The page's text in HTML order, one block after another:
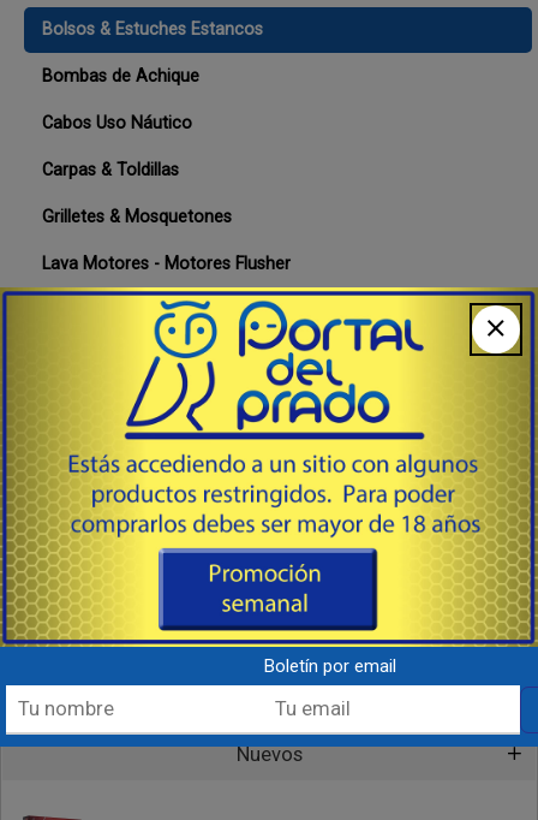
Bolsos & Estuches Estancos
Bombas de Achique
Cabos Uso Náutico
Carpas & Toldillas
Grilletes & Mosquetones
Lava Motores - Motores Flusher
Meteo, compases, estaciones
Tanques de Combustible Medidores & Tapones
Deportes, Juegos & Accesorios Para el Agua, Tablas,
Lubricantes, Aditivos & Accesorios
Motores Fuera de Borda
Orientación
Recambio & Repuestos
Salvavidas & Elementos de Seguridad
Nuevos
Boletín por email